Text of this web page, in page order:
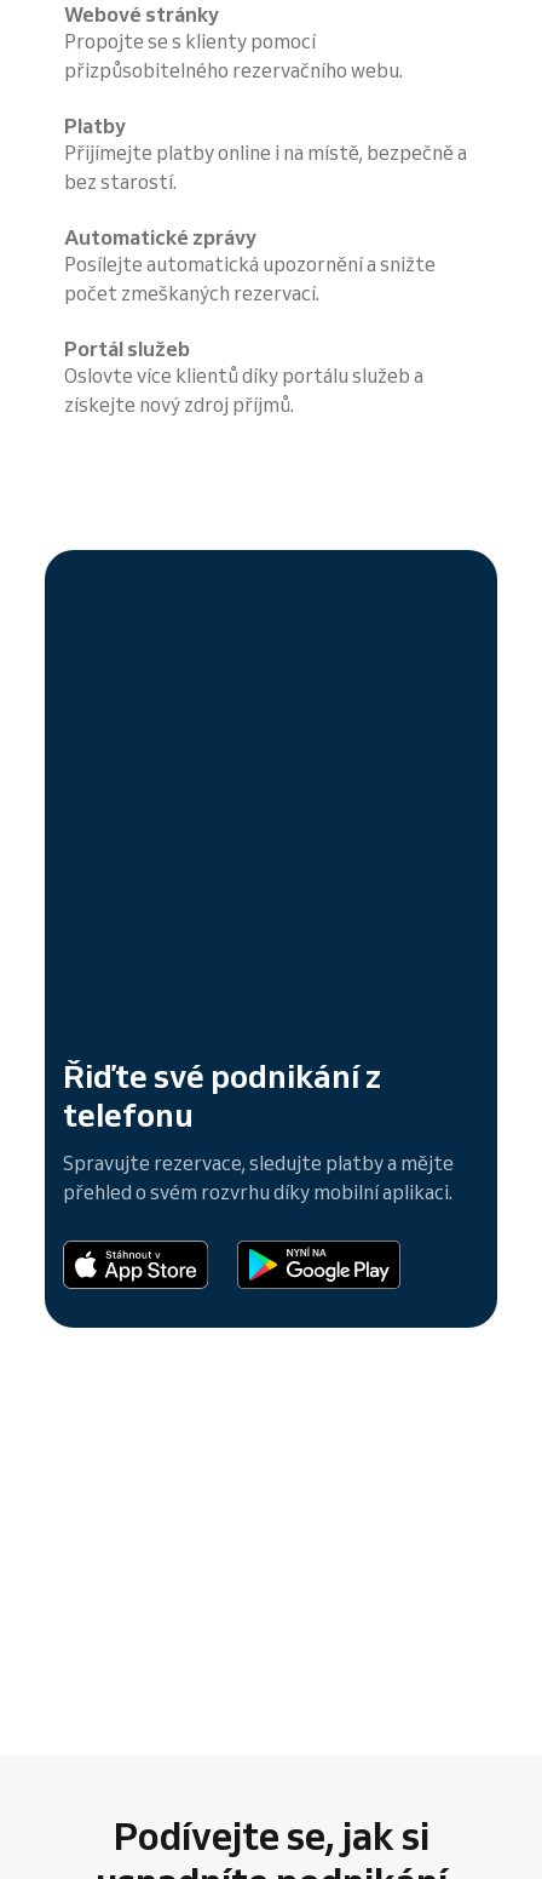
Webové stránky
Propojte se s klienty pomocí
přizpůsobitelného rezervačního webu.
Platby
Přijímejte platby online i na místě, bezpečně a
bez starostí.
Automatické zprávy
Posílejte automatická upozornění a snižte
počet zmeškaných rezervací.
Portál služeb
Oslovte více klientů díky portálu služeb a
získejte nový zdroj příjmů.
Řiďte své podnikání z
telefonu
Spravujte rezervace, sledujte platby a mějte
přehled o svém rozvrhu díky mobilní aplikaci.
Podívejte se, jak si